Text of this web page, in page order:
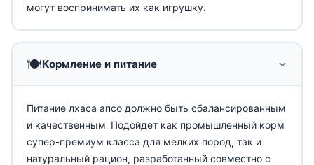
могут воспринимать их как игрушку.
🍽️Кормление и питание
Питание лхаса апсо должно быть сбалансированным
и качественным. Подойдет как промышленный корм
супер-премиум класса для мелких пород, так и
натуральный рацион, разработанный совместно с